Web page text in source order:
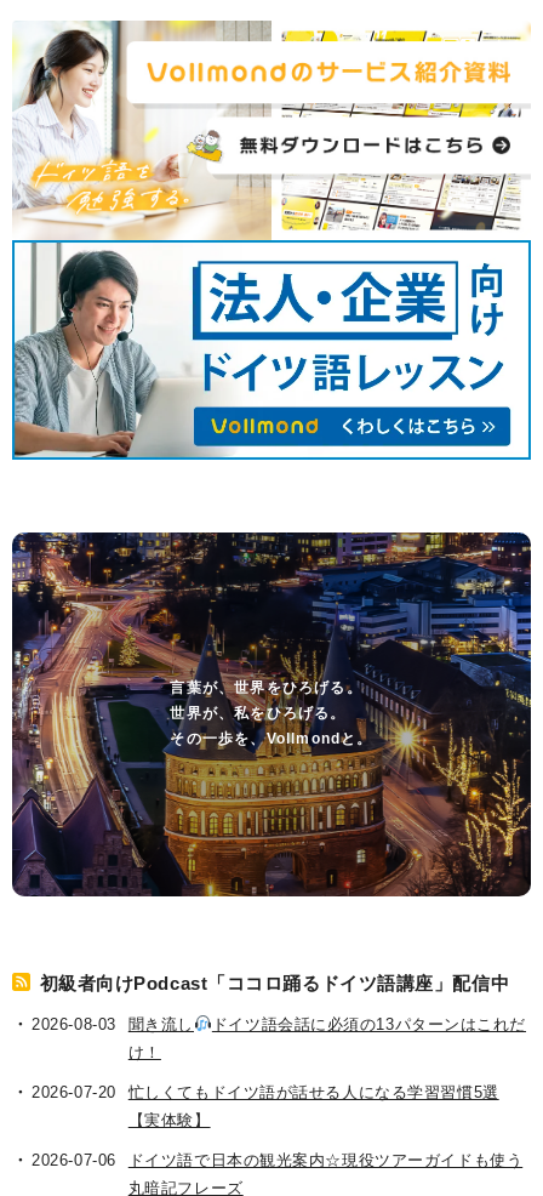
言葉が、世界をひろげる。
世界が、私をひろげる。
その一歩を、Vollmondと。
初級者向けPodcast「ココロ踊るドイツ語講座」配信中
聞き流し
ドイツ語会話に必須の13パターンはこれだ
け！
2026-08-03
忙しくてもドイツ語が話せる人になる学習習慣5選
【実体験】
2026-07-20
ドイツ語で日本の観光案内☆現役ツアーガイドも使う
丸暗記フレーズ
2026-07-06